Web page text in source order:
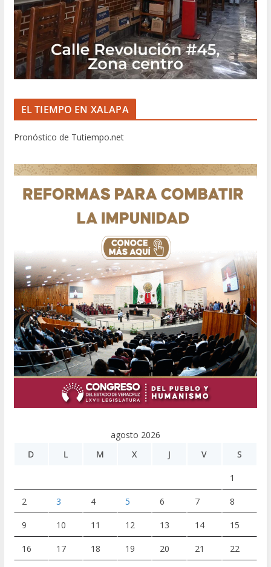
EL TIEMPO EN XALAPA
Pronóstico de Tutiempo.net
agosto 2026
D
L M X J V S
1
2 3 4 5 6 7 8
9 10 11 12 13 14 15
16 17 18 19 20 21 22